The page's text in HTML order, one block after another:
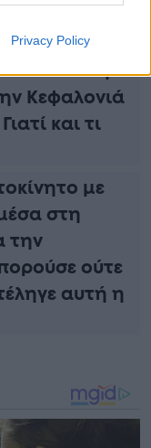
Privacy Policy
Κεφαλονιά
και τι
με
στη
την
ούτε
αυτή η